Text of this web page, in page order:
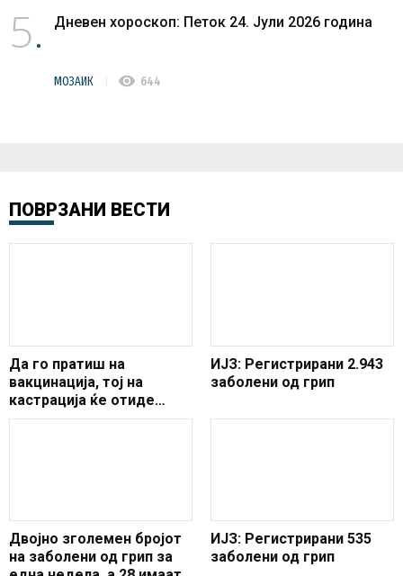
5 Дневен хороскоп: Петок 24. Јули 2026 година
МОЗАИК visibility 644
ПОВРЗАНИ ВЕСТИ
Да го пратиш на
вакцинација, тој на
кастрација ќе отиде
(ФОТО)
ИЈЗ: Регистрирани 2.943
заболени од грип
Двојно зголемен бројот
на заболени од грип за
ИЈЗ: Регистрирани 535
заболени од грип